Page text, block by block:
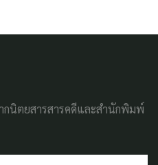
กนิตยสารสารคดีและสำนักพิมพ์